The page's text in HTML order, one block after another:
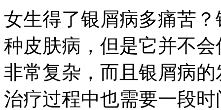
女生得了银屑病多痛苦
种皮肤病，但是它并不
非常复杂，而且银屑病
治疗过程中也需要一段